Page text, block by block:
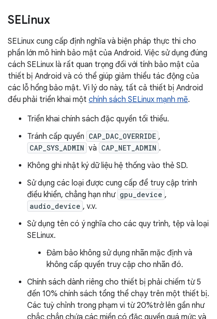
SELinux
SELinux cung cấp định nghĩa và biện pháp thực thi cho
phần lớn mô hình bảo mật của Android. Việc sử dụng đúng
cách SELinux là rất quan trọng đối với tính bảo mật của
thiết bị Android và có thể giúp giảm thiểu tác động của
các lỗ hổng bảo mật. Vì lý do này, tất cả thiết bị Android
đều phải triển khai một chính sách SELinux mạnh mẽ.
Triển khai chính sách đặc quyền tối thiểu.
Tránh cấp quyền CAP_DAC_OVERRIDE ,
CAP_SYS_ADMIN và CAP_NET_ADMIN .
Không ghi nhật ký dữ liệu hệ thống vào thẻ SD.
Sử dụng các loại được cung cấp để truy cập trình
điều khiển, chẳng hạn như gpu_device ,
audio_device , v.v.
Sử dụng tên có ý nghĩa cho các quy trình, tệp và loại
SELinux.
Đảm bảo không sử dụng nhãn mặc định và
không cấp quyền truy cập cho nhãn đó.
Chính sách dành riêng cho thiết bị phải chiếm từ 5
đến 10% chính sách tổng thể chạy trên một thiết bị.
Các tuỳ chỉnh trong phạm vi từ 20%trở lên gần như
chắc chắn chứa các miền có đặc quyền quá mức và